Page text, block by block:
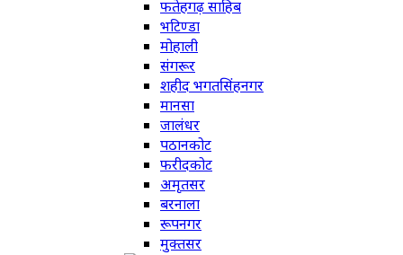
फतेहगढ़ साहिब
भटिण्डा
मोहाली
संगरूर
शहीद भगतसिंहनगर
मानसा
जालंधर
पठानकोट
फरीदकोट
अमृतसर
बरनाला
रूपनगर
मुक्तसर